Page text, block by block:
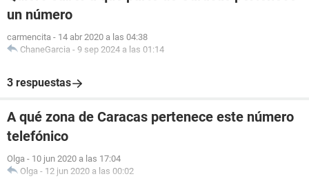
un número
carmencita - 14 abr 2020 a las 04:38
ChaneGarcia - 9 sep 2024 a las 01:14
3 respuestas
A qué zona de Caracas pertenece este número
telefónico
Olga - 10 jun 2020 a las 17:04
Olga - 12 jun 2020 a las 00:02